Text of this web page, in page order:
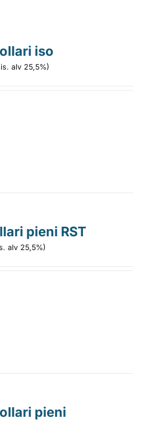
iso
alv 25,5%)
pieni RST
alv 25,5%)
pieni